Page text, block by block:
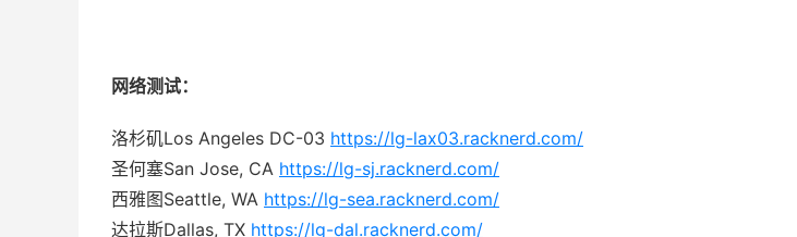
网络测试：
洛杉矶Los Angeles DC-03 https://lg-lax03.racknerd.com/
圣何塞San Jose, CA https://lg-sj.racknerd.com/
西雅图Seattle, WA https://lg-sea.racknerd.com/
达拉斯Dallas, TX https://lg-dal.racknerd.com/